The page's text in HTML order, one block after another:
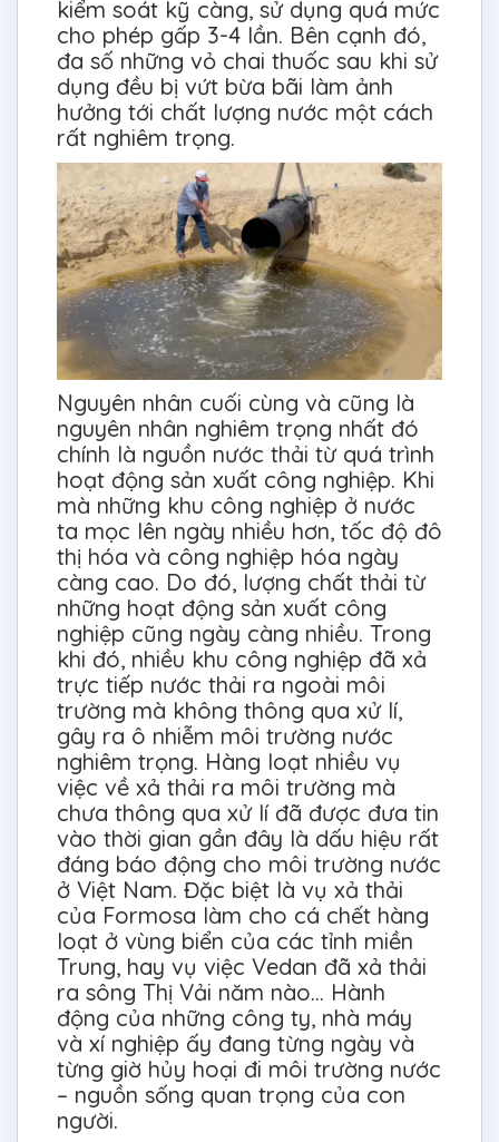
kiểm soát kỹ càng, sử dụng quá mức
cho phép gấp 3-4 lần. Bên cạnh đó,
đa số những vỏ chai thuốc sau khi sử
dụng đều bị vứt bừa bãi làm ảnh
hưởng tới chất lượng nước một cách
rất nghiêm trọng.
Nguyên nhân cuối cùng và cũng là
nguyên nhân nghiêm trọng nhất đó
chính là nguồn nước thải từ quá trình
hoạt động sản xuất công nghiệp. Khi
mà những khu công nghiệp ở nước
ta mọc lên ngày nhiều hơn, tốc độ đô
thị hóa và công nghiệp hóa ngày
càng cao. Do đó, lượng chất thải từ
những hoạt động sản xuất công
nghiệp cũng ngày càng nhiều. Trong
khi đó, nhiều khu công nghiệp đã xả
trực tiếp nước thải ra ngoài môi
trường mà không thông qua xử lí,
gây ra ô nhiễm môi trường nước
nghiêm trọng. Hàng loạt nhiều vụ
việc về xả thải ra môi trường mà
chưa thông qua xử lí đã được đưa tin
vào thời gian gần đây là dấu hiệu rất
đáng báo động cho môi trường nước
ở Việt Nam. Đặc biệt là vụ xả thải
của Formosa làm cho cá chết hàng
loạt ở vùng biển của các tỉnh miền
Trung, hay vụ việc Vedan đã xả thải
ra sông Thị Vải năm nào… Hành
động của những công ty, nhà máy
và xí nghiệp ấy đang từng ngày và
từng giờ hủy hoại đi môi trường nước
– nguồn sống quan trọng của con
người.